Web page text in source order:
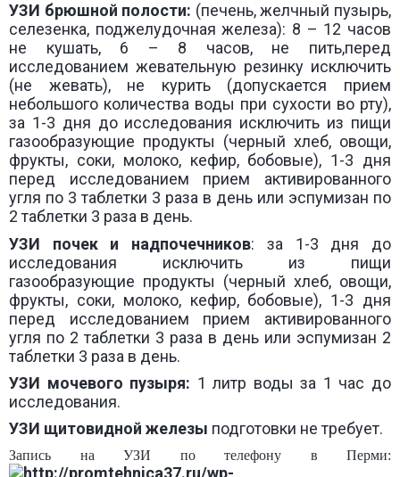
УЗИ брюшной полости: (печень, желчный пузырь,
селезенка, поджелудочная железа): 8 – 12 часов
не кушать, 6 – 8 часов, не пить,перед
исследованием жевательную резинку исключить
(не жевать), не курить (допускается прием
небольшого количества воды при сухости во рту),
за 1-3 дня до исследования исключить из пищи
газообразующие продукты (черный хлеб, овощи,
фрукты, соки, молоко, кефир, бобовые), 1-3 дня
перед исследованием прием активированного
угля по 3 таблетки 3 раза в день или эспумизан по
2 таблетки 3 раза в день.
УЗИ
почек и надпочечников: за 1-3 дня до
исследования исключить из пищи
газообразующие продукты (черный хлеб, овощи,
фрукты, соки, молоко, кефир, бобовые), 1-3 дня
перед исследованием прием активированного
угля по 2 таблетки 3 раза в день или эспумизан 2
таблетки 3 раза в день.
УЗИ мочевого пузыря: 1 литр воды за 1 час до
исследования.
УЗИ щитовидной железы подготовки не требует.
Запись на УЗИ по телефону в Перми: